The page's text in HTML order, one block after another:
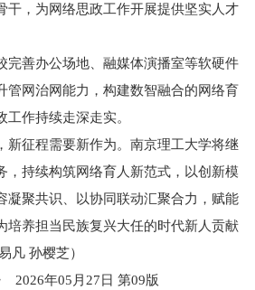
干，为网络思政工作开展提供坚实人才
完善办公场地、融媒体演播室等软硬件
管网治网能力，构建数智融合的网络育
工作持续走深走实。
新征程需要新作为。南京理工大学将继
，持续构筑网络育人新范式，以创新模
凝聚共识、以协同联动汇聚合力，赋能
培养担当民族复兴大任的时代新人贡献
凡 孙樱芝）
2026年05月27日 第09版